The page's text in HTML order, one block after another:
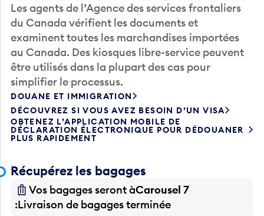
Les agents de l’Agence des services frontaliers
du Canada vérifient les documents et
examinent toutes les marchandises importées
au Canada. Des kiosques libre-service peuvent
être utilisés dans la plupart des cas pour
simplifier le processus.
DOUANE ET IMMIGRATION
DÉCOUVREZ SI VOUS AVEZ BESOIN D’UN VISA
OBTENEZ L’APPLICATION MOBILE DE
DÉCLARATION ÉLECTRONIQUE POUR DÉDOUANER
PLUS RAPIDEMENT
Récupérez les bagages
Vos bagages seront àCarousel 7
Livraison de bagages terminée